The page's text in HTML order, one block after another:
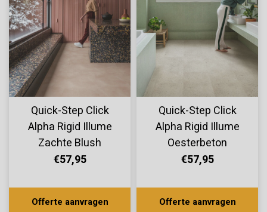
Quick-Step Click
Alpha Rigid Illume
Zachte Blush
AVMTU40333
€57,95
Offerte aanvragen
Quick-Step Click
Alpha Rigid Illume
Oesterbeton
AVMTU40275
€57,95
Offerte aanvragen